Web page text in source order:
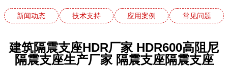
新闻动态 技术支持 应用案例 常见问题
建筑隔震支座HDR厂家 HDR600高阻尼
隔震支座生产厂家 隔震支座隔震支座